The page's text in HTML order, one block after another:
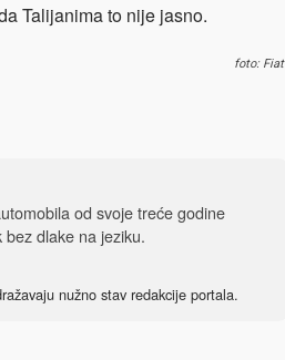
Talijanima to nije jasno.
foto: Fiat
od svoje treće godine
dlake na jeziku.
nužno stav redakcije portala.